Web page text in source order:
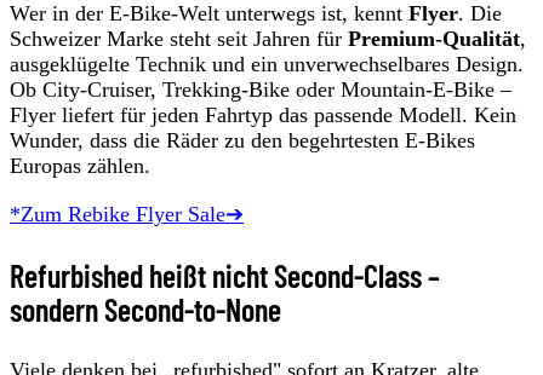
Wer in der E-Bike-Welt unterwegs ist, kennt Flyer. Die
Schweizer Marke steht seit Jahren für Premium-Qualität,
ausgeklügelte Technik und ein unverwechselbares Design.
Ob City-Cruiser, Trekking-Bike oder Mountain-E-Bike –
Flyer liefert für jeden Fahrtyp das passende Modell. Kein
Wunder, dass die Räder zu den begehrtesten E-Bikes
Europas zählen.
*Zum Rebike Flyer Sale➔
Refurbished heißt nicht Second-Class –
sondern Second-to-None